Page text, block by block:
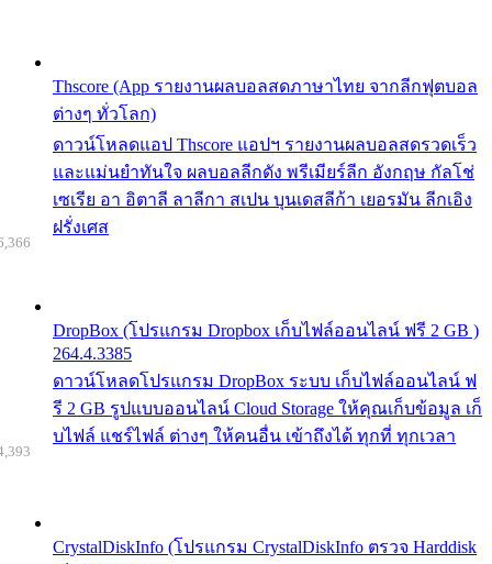
Thscore (App รายงานผลบอลสดภาษาไทย จากลีกฟุตบอล
ต่างๆ ทั่วโลก)
ดาวน์โหลดแอป Thscore แอปฯ รายงานผลบอลสดรวดเร็ว
และแม่นยำทันใจ ผลบอลลีกดัง พรีเมียร์ลีก อังกฤษ กัลโช่
เซเรีย อา อิตาลี ลาลีกา สเปน บุนเดสลีก้า เยอรมัน ลีกเอิง
ฝรั่งเศส
DropBox (โปรแกรม Dropbox เก็บไฟล์ออนไลน์ ฟรี 2 GB )
264.4.3385
ดาวน์โหลดโปรแกรม DropBox ระบบ เก็บไฟล์ออนไลน์ ฟ
รี 2 GB รูปแบบออนไลน์ Cloud Storage ให้คุณเก็บข้อมูล เก็
บไฟล์ แชร์ไฟล์ ต่างๆ ให้คนอื่น เข้าถึงได้ ทุกที่ ทุกเวลา
CrystalDiskInfo (โปรแกรม CrystalDiskInfo ตรวจ Harddisk